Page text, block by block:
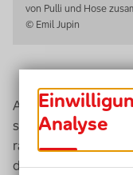
von Pulli und Hose
© Emil Jupin
Als Mitjas
sofort aufsDisplay
ran. "Hi, ich bin
durcheinander
Analyse